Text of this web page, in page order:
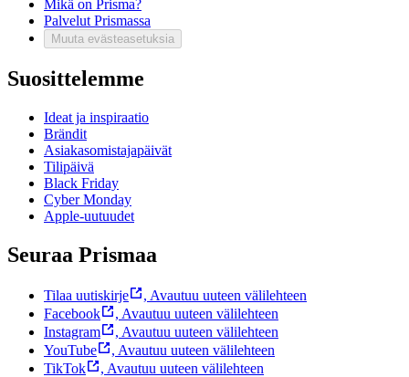
Mikä on Prisma?
Palvelut Prismassa
Muuta evästeasetuksia
Suosittelemme
Ideat ja inspiraatio
Brändit
Asiakasomistajapäivät
Tilipäivä
Black Friday
Cyber Monday
Apple-uutuudet
Seuraa Prismaa
Tilaa uutiskirje , Avautuu uuteen välilehteen
Facebook
, Avautuu uuteen välilehteen
Instagram
, Avautuu uuteen välilehteen
YouTube
, Avautuu uuteen välilehteen
TikTok
, Avautuu uuteen välilehteen